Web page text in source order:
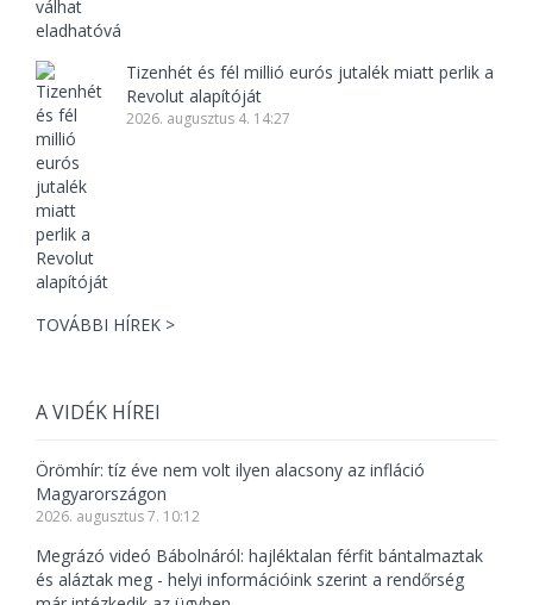
Tizenhét és fél millió eurós jutalék miatt perlik a
Revolut alapítóját
2026. augusztus 4. 14:27
TOVÁBBI HÍREK >
A VIDÉK HÍREI
Örömhír: tíz éve nem volt ilyen alacsony az infláció
Magyarországon
2026. augusztus 7. 10:12
Megrázó videó Bábolnáról: hajléktalan férfit bántalmaztak
és aláztak meg - helyi információink szerint a rendőrség